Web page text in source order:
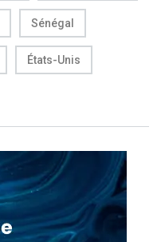
Sénégal
États-Unis